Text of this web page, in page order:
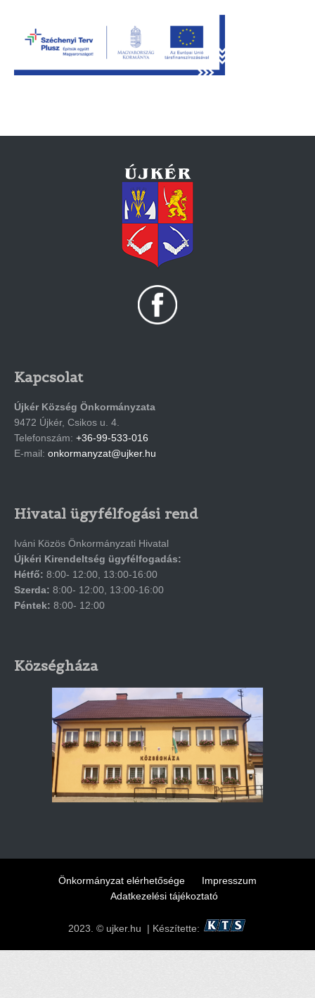
Kapcsolat
Újkér Község Önkormányzata
9472 Újkér, Csikos u. 4.
Telefonszám: +36-99-533-016
E-mail: onkormanyzat@ujker.hu
Hivatal ügyfélfogási rend
Iváni Közös Önkormányzati Hivatal
Újkéri Kirendeltség ügyfélfogadás:
Hétfő: 8:00- 12:00, 13:00-16:00
Szerda: 8:00- 12:00, 13:00-16:00
Péntek: 8:00- 12:00
Községháza
Önkormányzat elérhetősége
Impresszum
Adatkezelési tájékoztató
2023. © ujker.hu | Készítette: